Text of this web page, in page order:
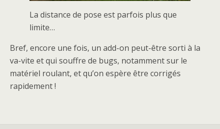
La distance de pose est parfois plus que
limite…
Bref, encore une fois, un add-on peut-être sorti à la
va-vite et qui souffre de bugs, notamment sur le
matériel roulant, et qu’on espère être corrigés
rapidement !